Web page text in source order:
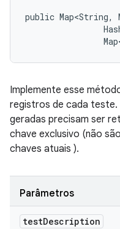
public Map<String,
Implemente esse
registros de cada
geradas precisam ser
chave exclusivo (não
chaves atuais ).
Parâmetros
testDescription